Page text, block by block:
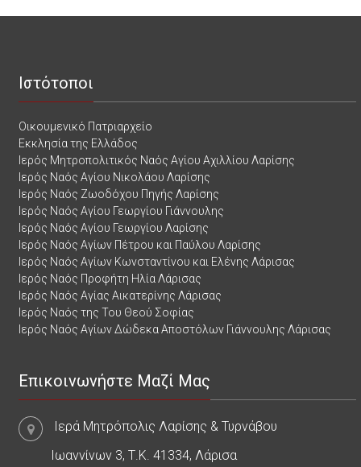
Ιστότοποι
Οικουμενικό Πατριαρχείο
Εκκλησία της Ελλάδος
Ιερός Μητροπολιτικός Ναός Αγίου Αχιλλίου Λαρίσης
Ιερός Ναός Αγίου Νικολάου Λαρίσης
Ιερός Ναός Ζωοδόχου Πηγής Λαρίσης
Ιερός Ναός Αγίου Γεωργίου Γιάννουλης
Ιερός Ναός Αγίου Γεωργίου Λαρίσης
Ιερός Ναός Αγίων Πέτρου και Παύλου Λαρίσης
Ιερός Ναός Αγίων Κωνσταντίνου και Ελένης Λάρισας
Ιερός Ναός Προφήτη Ηλία Λάρισας
Ιερός Ναός Αγίας Αικατερίνης Λάρισας
Ιερός Ναός της Του Θεού Σοφίας
Ιερός Ναός Αγίων Δώδεκα Αποστόλων Γιάννουλης Λάρισας
Επικοινωνήστε Μαζί Μας
Ιερά Μητρόπολις Λαρίσης & Τυρνάβου
Ιωαννίνων 3, Τ.Κ. 41334, Λάρισα